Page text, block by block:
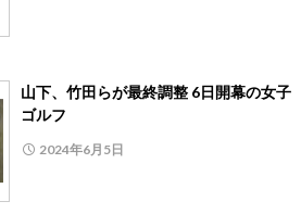
山下、竹田らが最終調整 6日開幕の女子
ゴルフ
2024年6月5日